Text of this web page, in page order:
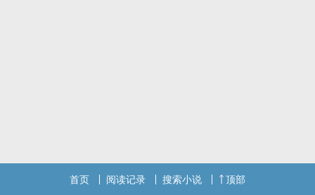
首页 阅读记录 搜索小说 顶部